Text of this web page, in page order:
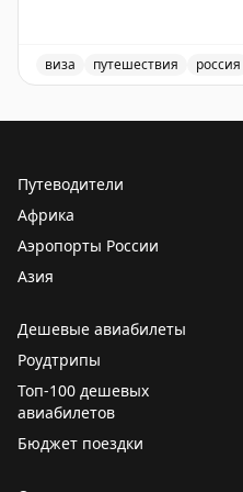
Доступны даты:
📆28.09.2026 (1 шт.): 16:10
Всего свободных мест:
виза путешествия россия
Путеводители
Африка
Аэропорты России
Азия
Дешевые авиабилеты
Роудтрипы
Топ-100 дешевых
авиабилетов
Бюджет поездки